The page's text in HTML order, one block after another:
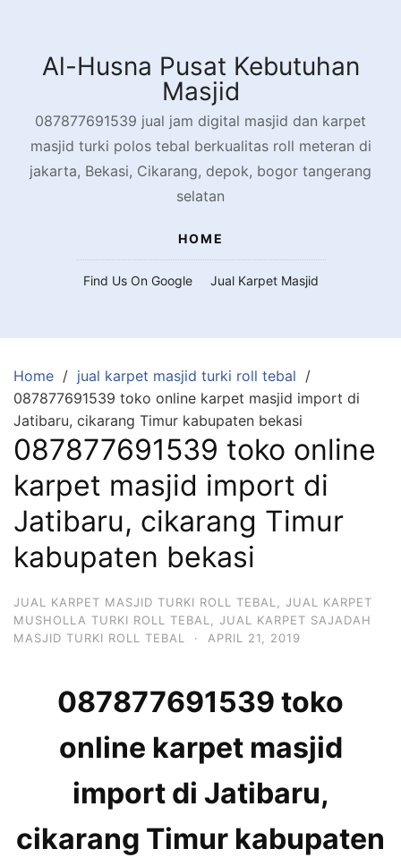
contentAl-Husna Pusat Kebutuhan
Masjid
087877691539 jual jam digital masjid dan karpet
masjid turki polos tebal berkualitas roll meteran di
jakarta, Bekasi, Cikarang, depok, bogor tangerang
selatan
HOME
Find Us On Google Jual Karpet Masjid
Home
jual karpet masjid turki roll tebal
087877691539 toko online karpet masjid import di
Jatibaru, cikarang Timur kabupaten bekasi
087877691539 toko online
karpet masjid import di
Jatibaru, cikarang Timur
kabupaten bekasi
JUAL KARPET MASJID TURKI ROLL TEBAL
JUAL KARPET
MUSHOLLA TURKI ROLL TEBAL
JUAL KARPET SAJADAH
MASJID TURKI ROLL TEBAL
· APRIL 21, 2019
087877691539 toko
online karpet masjid
import di Jatibaru,
cikarang Timur kabupaten